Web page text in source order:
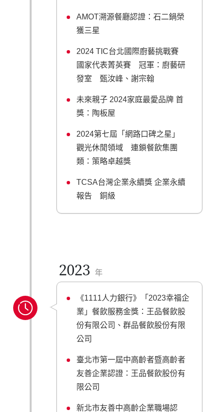
AMOT溯源餐廳認證：石二鍋榮
獲三星
2024 TIC台北國際廚藝挑戰賽
國家代表菁英賽 冠軍：廚藝研
發室 甄汝峰、謝宗翰
未來親子 2024家庭最愛品牌 首
獎：陶板屋
2024第七屆「網路口碑之星」
觀光休閒領域 連鎖餐飲集團
類：策略卓越獎
TCSA台灣企業永續獎 企業永續
報告 銅級
2023 年
《1111人力銀行》「2023幸福企
業」餐飲服務金獎：王品餐飲股
份有限公司、群品餐飲股份有限
公司
臺北市第一屆中高齡者暨高齡者
友善企業認證：王品餐飲股份有
限公司
新北市友善中高齡企業職場認